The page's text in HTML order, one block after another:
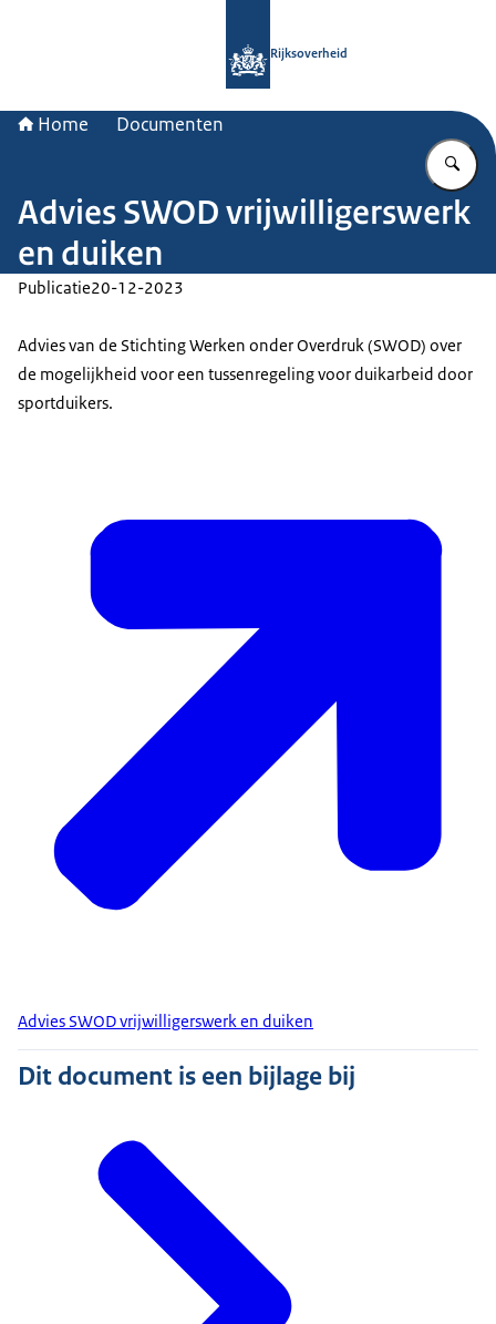
Rijksoverheid
Home Documenten
Advies SWOD vrijwilligerswerk
en duiken
Publicatie20-12-2023
Advies van de Stichting Werken onder Overdruk (SWOD) over
de mogelijkheid voor een tussenregeling voor duikarbeid door
sportduikers.
Advies SWOD vrijwilligerswerk en duiken
Dit document is een bijlage bij